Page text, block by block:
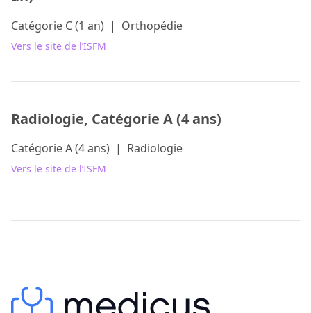
Catégorie C (1 an) | Orthopédie
Vers le site de l’ISFM
Radiologie, Catégorie A (4 ans)
Catégorie A (4 ans) | Radiologie
Vers le site de l’ISFM